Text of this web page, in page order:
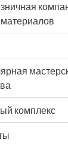
комплекс